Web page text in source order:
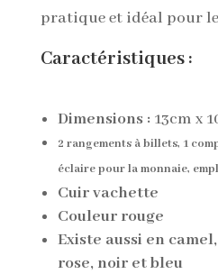
pratique et idéal pour
Caractéristiques :
Dimensions : 13cm x
2 rangements à billets, 1
éclaire pour la monnaie,
Cuir vachette
Couleur rouge
Existe aussi en
rose, noir et bleu